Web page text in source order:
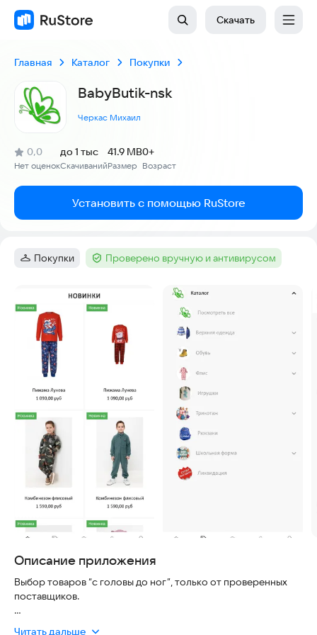
Скачать
Главная Каталог Покупки
BabyButik-nsk
Черкас Михаил
Рейтинг:
0,0
(
Нет оценок
)
Скачиваний
до 1 тыс
Размер
41.9 MB
Возраст
0+
Установить с помощью RuStore
Категория:
Покупки Тег :Проверено вручную и антивирусом
Скриншоты
Описание приложения
Выбор товаров “с головы до ног”, только от проверенных
поставщиков.
Читать дальше